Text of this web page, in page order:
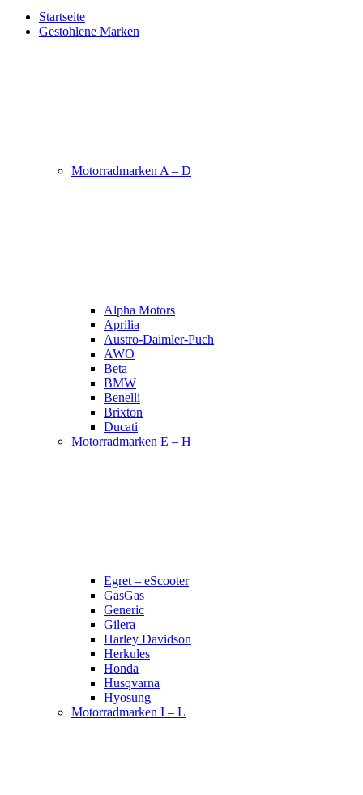
Startseite
Gestohlene Marken
Motorradmarken A – D
Alpha Motors
Aprilia
Austro-Daimler-Puch
AWO
Beta
BMW
Benelli
Brixton
Ducati
Motorradmarken E – H
Egret – eScooter
GasGas
Generic
Gilera
Harley Davidson
Herkules
Honda
Husqvarna
Hyosung
Motorradmarken I – L